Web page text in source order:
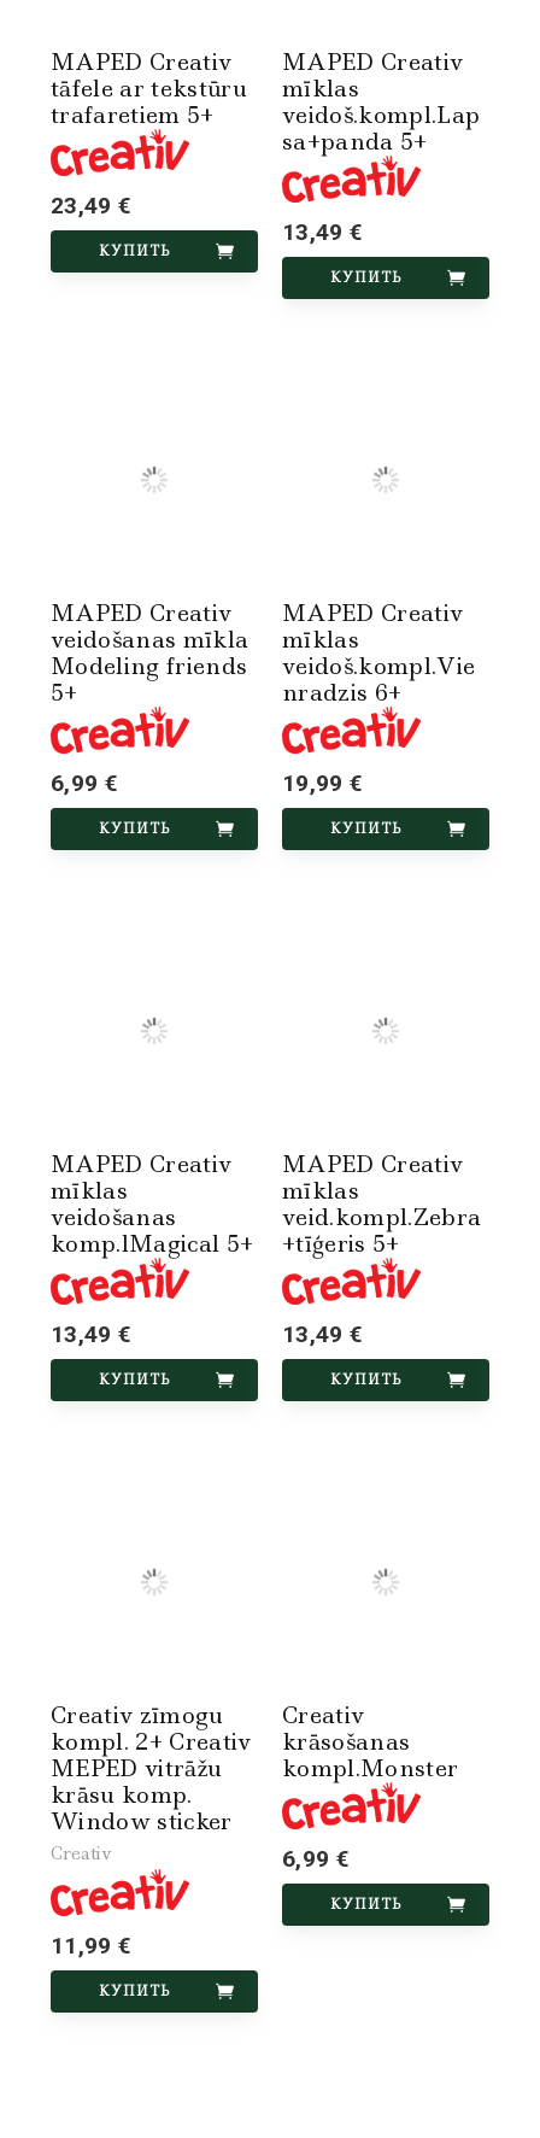
MAPED Creativ
tāfele ar tekstūru
trafaretiem 5+
23,49 €
КУПИТЬ
MAPED Creativ
mīklas
veidoš.kompl.Lap
sa+panda 5+
13,49 €
КУПИТЬ
MAPED Creativ
veidošanas mīkla
Modeling friends
5+
6,99 €
КУПИТЬ
MAPED Creativ
mīklas
veidoš.kompl.Vie
nradzis 6+
19,99 €
КУПИТЬ
MAPED Creativ
mīklas
veidošanas
komp.lMagical 5+
13,49 €
КУПИТЬ
MAPED Creativ
mīklas
veid.kompl.Zebra
+tīģeris 5+
13,49 €
КУПИТЬ
Creativ zīmogu
kompl. 2+ Creativ
MEPED vitrāžu
krāsu komp.
Window sticker
Creativ
11,99 €
КУПИТЬ
Creativ
krāsošanas
kompl.Monster
6,99 €
КУПИТЬ